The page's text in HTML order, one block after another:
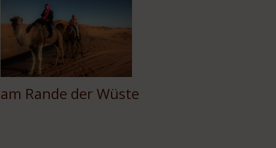
am Rande der Wüste